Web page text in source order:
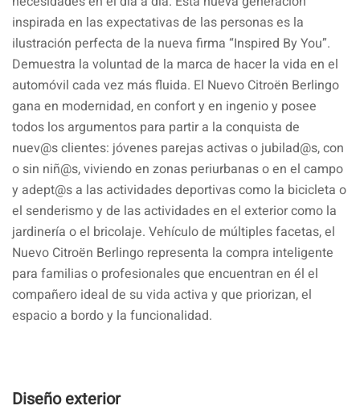
inspirada en las expectativas de las personas es la
ilustración perfecta de la nueva firma “Inspired By You”.
Demuestra la voluntad de la marca de hacer la vida en el
automóvil cada vez más fluida. El Nuevo Citroën Berlingo
gana en modernidad, en confort y en ingenio y posee
todos los argumentos para partir a la conquista de
nuev@s clientes: jóvenes parejas activas o jubilad@s, con
o sin niñ@s, viviendo en zonas periurbanas o en el campo
y adept@s a las actividades deportivas como la bicicleta o
el senderismo y de las actividades en el exterior como la
jardinería o el bricolaje. Vehículo de múltiples facetas, el
Nuevo Citroën Berlingo representa la compra inteligente
para familias o profesionales que encuentran en él el
compañero ideal de su vida activa y que priorizan, el
espacio a bordo y la funcionalidad.
Diseño exterior